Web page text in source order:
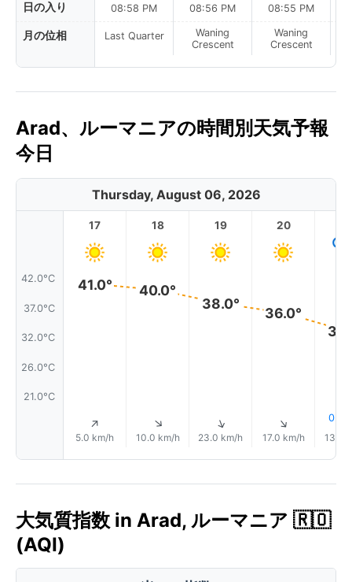
日の入り
月の位相
08:58 PM
Last Quarter
08:56 PM
Waning
Crescent
08:55 PM
Waning
Crescent
Arad、ルーマニアの時間別天気予報
今日
Thursday, August 06, 2026
42.0°C
37.0°C
32.0°C
26.0°C
21.0°C
17
41.0°
↑
5.0 km/h
18
40.0°
↑
10.0 km/h
19
38.0°
↑
23.0 km/h
20
36.0°
↑
17.0 km/h
0.0
13.0
大気質指数 in Arad, ルーマニア 🇷🇴
(AQI)